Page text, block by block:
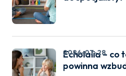
Echolalia – co
powinna
2026-07-28